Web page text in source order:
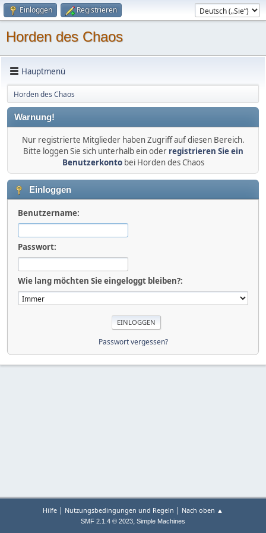
Einloggen Registrieren
Horden des Chaos
Hauptmenü
Horden des Chaos
Warnung!
Nur registrierte Mitglieder haben Zugriff auf diesen Bereich.
Bitte loggen Sie sich unterhalb ein oder registrieren Sie ein
Benutzerkontobei Horden des Chaos
Einloggen
Benutzername:
Passwort:
Wie lang möchten Sie eingeloggt bleiben?:
Passwort vergessen?
Hilfe | Nutzungsbedingungen und Regeln | Nach oben ▲
SMF 2.1.4 © 2023, Simple Machines